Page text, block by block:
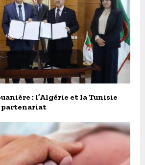
: l’Algérie et la Tunisie
partenariat